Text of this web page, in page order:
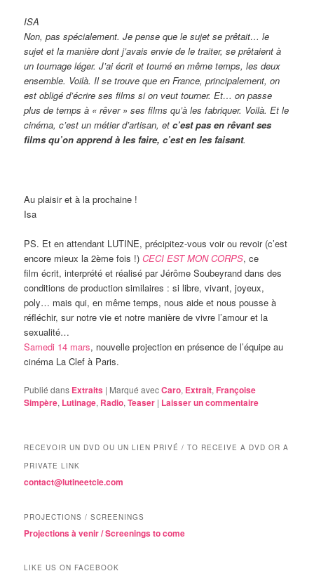
ISA
Non, pas spécialement. Je pense que le sujet se prêtait… le
sujet et la manière dont j’avais envie de le traiter, se prêtaient à
un tournage léger. J’ai écrit et tourné en même temps, les deux
ensemble. Voilà. Il se trouve que en France, principalement, on
est obligé d’écrire ses films si on veut tourner. Et… on passe
plus de temps à « rêver » ses films qu’à les fabriquer. Voilà. Et le
cinéma, c’est un métier d’artisan, etc’est pas en rêvant ses
films qu’on apprend à les faire, c’est en les faisant.
Au plaisir et à la prochaine !
Isa
PS. Et en attendant LUTINE, précipitez-vous voir ou revoir (c’est
encore mieux la 2ème fois !)CECI EST MON CORPS, ce
film écrit, interprété et réalisé par Jérôme Soubeyrand dans des
conditions de production similaires : si libre, vivant, joyeux,
poly… mais qui, en même temps, nous aide et nous pousse à
réfléchir, sur notre vie et notre manière de vivre l’amour et la
sexualité…
Samedi 14 mars, nouvelle projection en présence de l’équipe au
cinéma La Clef à Paris.
Publié dans Extraits | Marqué avecCaro, Extrait,Françoise
Simpère, Lutinage, Radio,Teaser | Laisser un commentaire
RECEVOIR UN DVD OU UN LIEN PRIVÉ / TO RECEIVE A DVD OR A
PRIVATE LINK
contact@lutineetcie.com
PROJECTIONS / SCREENINGS
Projections à venir / Screenings to come
LIKE US ON FACEBOOK